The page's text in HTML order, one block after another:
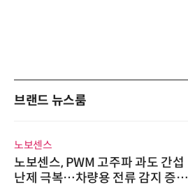
브랜드 뉴스룸
노보센스
노보센스, PWM 고주파 과도 간섭
난제 극복…차량용 전류 감지 증폭